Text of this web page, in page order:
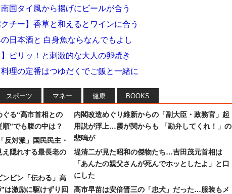
国タイ風から揚げにビールが合う
チー】香草と和えるとワインに合う
の日本酒と 白身魚ならなんでもよし
ピリッ！と刺激的な大人の卵焼き
料理の定番はつゆだくでご飯と一緒に
スポーツ マネー 健康 BOOKS
ぐる“高市首相との
”でも腹の中は？
反対派」国民民主・
隠れする最長老の
ビン「伝わる」高
は激励に駆けずり回
内閣改造めぐり維新からの「副大臣・政務官」起
用説が浮上…霞が関からも 「勘弁してくれ！」の
悲鳴が
堤清二が見た昭和の傑物たち…吉田茂元首相は
「あんたの親父さんが死んでホッとしたよ」と口
にした
高市早苗は安倍晋三の「忠犬」だった…服装もメ